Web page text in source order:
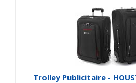
Trolley Publicitaire -